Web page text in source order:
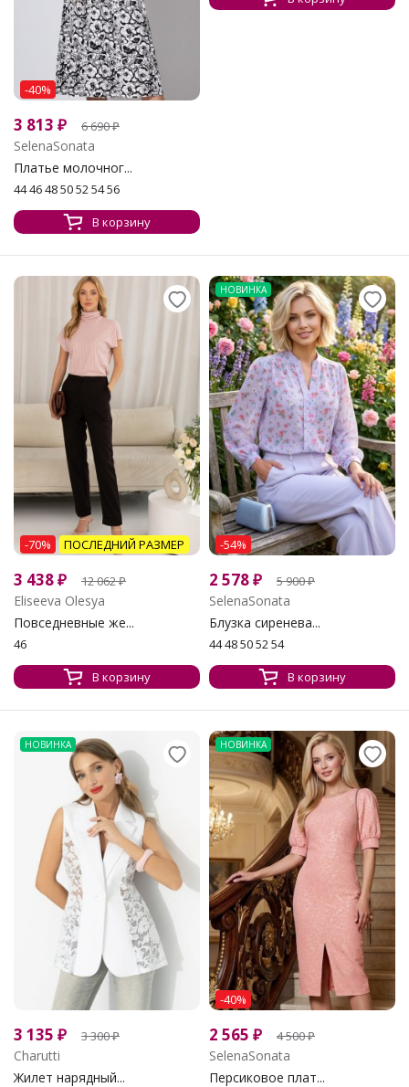
-40%
3 813 ₽ 6 690₽
SelenaSonata
Платье молочног...
44 46 48 50 52 54 56
В корзину
-70% ПОСЛЕДНИЙ РАЗМЕР
3 438₽ 12 062₽
Eliseeva Olesya
Повседневные же...
46
В корзину
НОВИНКА
-54%
2 578₽ 5 900₽
SelenaSonata
Блузка сиренева...
44 48 50 52 54
В корзину
НОВИНКА
3 135 ₽ 3 300₽
Charutti
Жилет нарядный...
НОВИНКА
-40%
2 565 ₽ 4 500₽
SelenaSonata
Персиковое плат...